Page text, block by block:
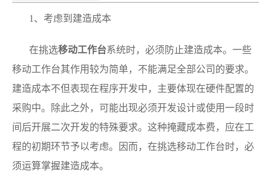
1、考虑到建造成本
在挑选移动工作台系统时，必须防止建造成本。一些
移动工作台其作用较为简单，不能满足全部公司的要求。
建造成本不但表现在程序开发中，主要体现在硬件配置的
采购中。除此之外，可能出现必须开发设计或使用一段时
间后开展二次开发的特殊要求。这种掩藏成本费，应在工
程的初期环节予以考虑。因而，在挑选移动工作台时，必
须运算掌握建造成本。